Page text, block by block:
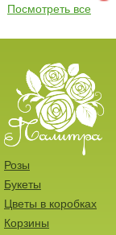
Посмотреть все
Розы
Букеты
Цветы в коробках
Корзины